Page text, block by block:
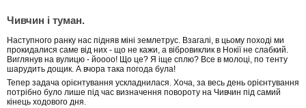
Чивчин і туман.
Наступного ранку нас підняв міні землетрус. Взагалі, в цьому поході ми
прокидалися саме від них - що не кажи, а вібровиклик в Нокії не слабкий.
Виглянув на вулицю - йоооо! Що це? Я іще сплю? Все в молоці, по тенту
шарудить дощик. А вчора така погода була!
Тепер задача орієнтування ускладнилася. Хоча, за весь день орієнтування
потрібно було лише під час визначення повороту на Чивчин під самий
кінець ходового дня.